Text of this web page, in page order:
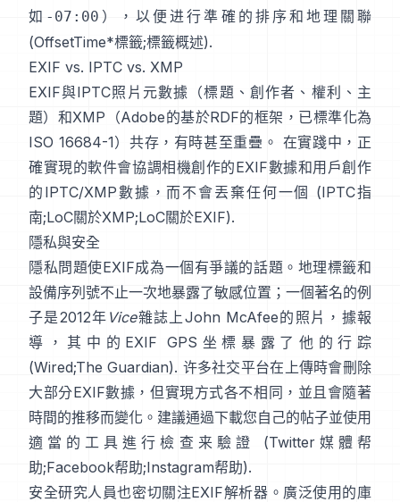
如 -07:00 ），以便进行準確的排序和地理關聯
(OffsetTime*標籤;標籤概述).
EXIF vs. IPTC vs. XMP
EXIF與IPTC照片元數據 （標題、創作者、權利、主
題）和XMP （Adobe的基於RDF的框架，已標準化為
ISO 16684-1）共存，有時甚至重疊。 在實踐中，正
確實現的軟件會協調相機創作的EXIF數據和用戶創作
的IPTC/XMP數據，而不會丟棄任何一個 (IPTC指
南;LoC關於XMP;LoC關於EXIF).
隱私與安全
隱私問題使EXIF成為一個有爭議的話題。地理標籤和
設備序列號不止一次地暴露了敏感位置；一個著名的例
子是2012年 Vice雜誌上John McAfee的照片，據報
導，其中的EXIF GPS坐標暴露了他的行踪
(Wired;The Guardian). 许多社交平台在上傳時會刪除
大部分EXIF數據，但實現方式各不相同，並且會隨著
時間的推移而變化。建議通過下載您自己的帖子並使用
適當的工具進行檢查来驗證 (Twitter媒體帮
助;Facebook帮助;Instagram帮助).
安全研究人員也密切關注EXIF解析器。廣泛使用的庫